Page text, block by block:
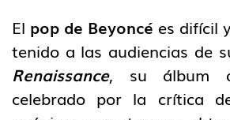
El pop de Beyoncé es difícil
tenido a las audiencias de
Renaissance, su álbum
celebrado por la crítica